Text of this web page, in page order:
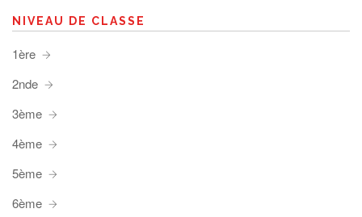
NIVEAU DE CLASSE
1ère
2nde
3ème
4ème
5ème
6ème